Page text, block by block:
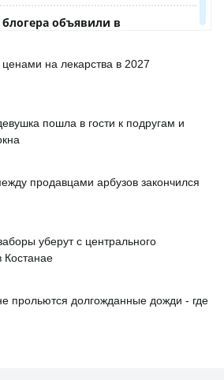
ценами на лекарства в 2027
пошла в гости к подругам и
продавцами арбузов закончился
уберут с центрального
Костанае
прольются долгожданные дожди - где